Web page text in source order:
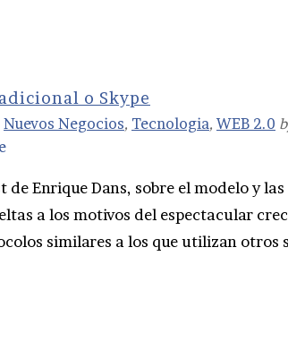
o Skype
Nuevos Negocios, Tecnologia, WEB 2.0
de Enrique Dans, sobre el modelo y
a los motivos del espectacular
similares a los que utilizan otros